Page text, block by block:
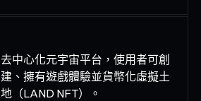
去中心化元宇宙平台，使用者可創
建、擁有遊戲體驗並貨幣化虛擬土
地（LAND NFT）。